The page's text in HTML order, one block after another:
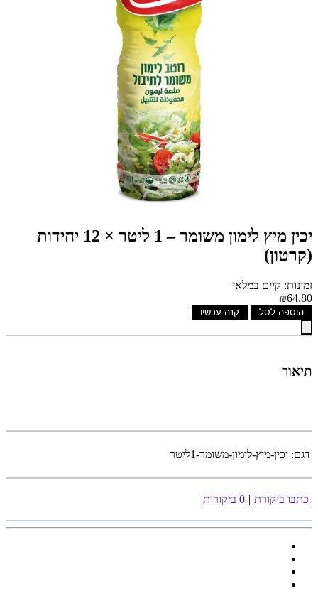
יכין מיץ לימון משומר – 1 ליטר × 12 יחידות
(קרטון)
זמינות: קיים במלאי
₪64.80
הוספה לסל קנה עכשיו
תיאור
דגם: יכין-מיץ-לימון-משומר-1ליטר
כתבו ביקורת | 0 ביקורות